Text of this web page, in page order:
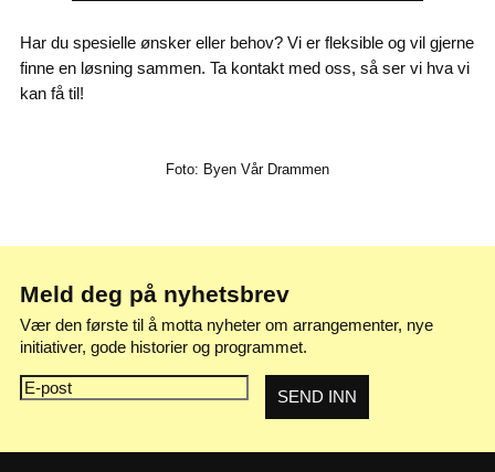
Har du spesielle ønsker eller behov? Vi er fleksible og vil gjerne
finne en løsning sammen. Ta kontakt med oss, så ser vi hva vi
kan få til!
Foto: Byen Vår Drammen
Meld deg på nyhetsbrev
Vær den første til å motta nyheter om arrangementer, nye
initiativer, gode historier og programmet.